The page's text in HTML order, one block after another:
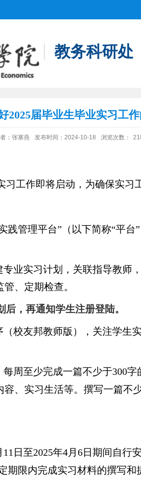
教务科研处
2025届毕业生毕业实习工
：张塞燕 发布时间：2024-10-18 浏览次数：
习工作即将启动，为确保实习
管理平台”（以下简称“平台
业实习计划，关联指导教师
、定期检查。
，再通知学生注册登陆。
校友邦教师版），关注学生
周至少完成一篇不少于300字
、实习生活等。撰写一篇不
11 日至2025年4月 6日期间自行
限内完成实习材料的撰写和